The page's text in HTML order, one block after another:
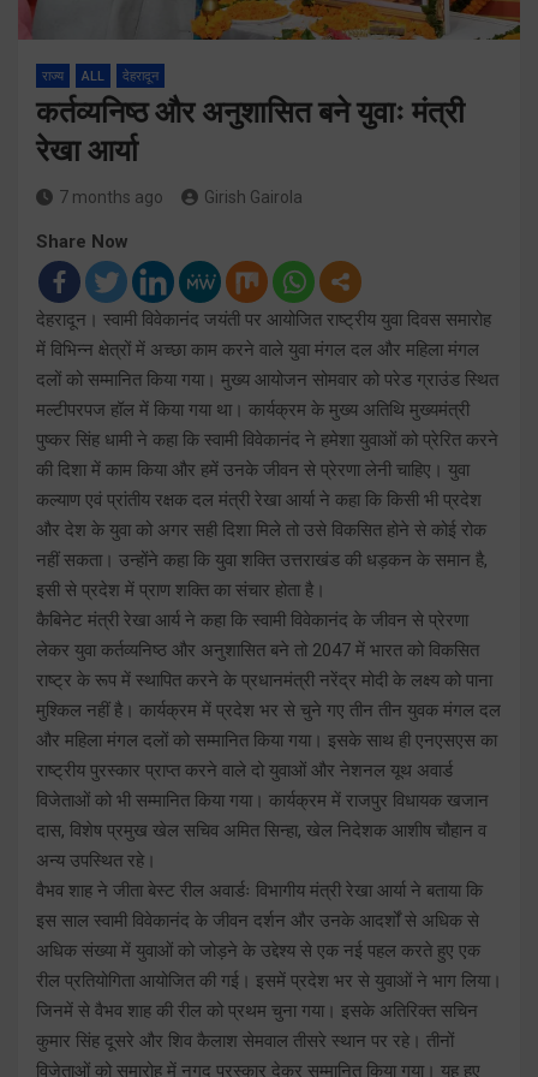
राज्य ALL देहरादून
कर्तव्यनिष्ठ और अनुशासित बने युवाः मंत्री
रेखा आर्या
7 months ago Girish Gairola
Share Now
देहरादून। स्वामी विवेकानंद जयंती पर आयोजित राष्ट्रीय युवा दिवस समारोह
में विभिन्न क्षेत्रों में अच्छा काम करने वाले युवा मंगल दल और महिला मंगल
दलों को सम्मानित किया गया। मुख्य आयोजन सोमवार को परेड ग्राउंड स्थित
मल्टीपरपज हॉल में किया गया था। कार्यक्रम के मुख्य अतिथि मुख्यमंत्री
पुष्कर सिंह धामी ने कहा कि स्वामी विवेकानंद ने हमेशा युवाओं को प्रेरित करने
की दिशा में काम किया और हमें उनके जीवन से प्रेरणा लेनी चाहिए। युवा
कल्याण एवं प्रांतीय रक्षक दल मंत्री रेखा आर्या ने कहा कि किसी भी प्रदेश
और देश के युवा को अगर सही दिशा मिले तो उसे विकसित होने से कोई रोक
नहीं सकता। उन्होंने कहा कि युवा शक्ति उत्तराखंड की धड़कन के समान है,
इसी से प्रदेश में प्राण शक्ति का संचार होता है।
कैबिनेट मंत्री रेखा आर्य ने कहा कि स्वामी विवेकानंद के जीवन से प्रेरणा
लेकर युवा कर्तव्यनिष्ठ और अनुशासित बने तो 2047 में भारत को विकसित
राष्ट्र के रूप में स्थापित करने के प्रधानमंत्री नरेंद्र मोदी के लक्ष्य को पाना
मुश्किल नहीं है। कार्यक्रम में प्रदेश भर से चुने गए तीन तीन युवक मंगल दल
और महिला मंगल दलों को सम्मानित किया गया। इसके साथ ही एनएसएस का
राष्ट्रीय पुरस्कार प्राप्त करने वाले दो युवाओं और नेशनल यूथ अवार्ड
विजेताओं को भी सम्मानित किया गया। कार्यक्रम में राजपुर विधायक खजान
दास, विशेष प्रमुख खेल सचिव अमित सिन्हा, खेल निदेशक आशीष चौहान व
अन्य उपस्थित रहे।
वैभव शाह ने जीता बेस्ट रील अवार्डः विभागीय मंत्री रेखा आर्या ने बताया कि
इस साल स्वामी विवेकानंद के जीवन दर्शन और उनके आदर्शों से अधिक से
अधिक संख्या में युवाओं को जोड़ने के उद्देश्य से एक नई पहल करते हुए एक
रील प्रतियोगिता आयोजित की गई। इसमें प्रदेश भर से युवाओं ने भाग लिया।
जिनमें से वैभव शाह की रील को प्रथम चुना गया। इसके अतिरिक्त सचिन
कुमार सिंह दूसरे और शिव कैलाश सेमवाल तीसरे स्थान पर रहे। तीनों
विजेताओं को समारोह में नगद पुरस्कार देकर सम्मानित किया गया। यह हुए